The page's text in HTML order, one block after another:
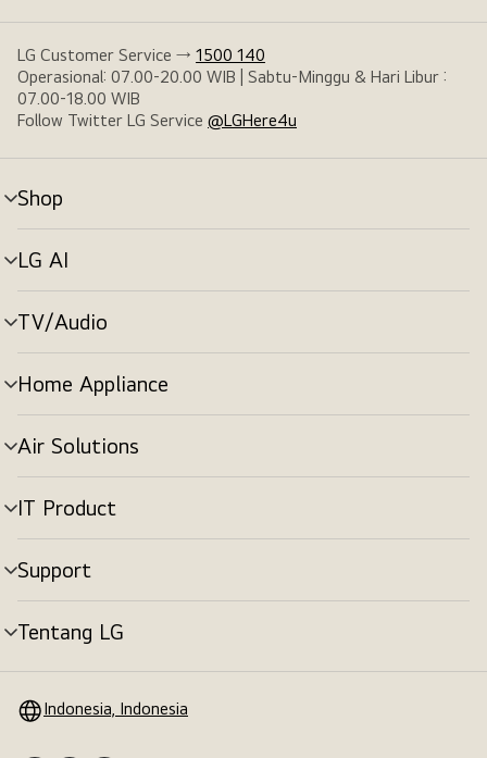
LG Customer Service → 1500 140
Operasional: 07.00-20.00 WIB | Sabtu-Minggu & Hari Libur :
07.00-18.00 WIB
Follow Twitter LG Service @LGHere4u
Shop
tombol
menu
LG AI
tombol
menu
TV/Audio
tombol
menu
Home Appliance
tombol
menu
Air Solutions
tombol
menu
IT Product
tombol
menu
Support
tombol
menu
Tentang LG
tombol
Indonesia, Indonesia